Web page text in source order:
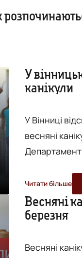
У
канікули
У Вінниці
весняні
Департамент
навчальний
триватиме
Читати більше
Весняні
березня
Весняні